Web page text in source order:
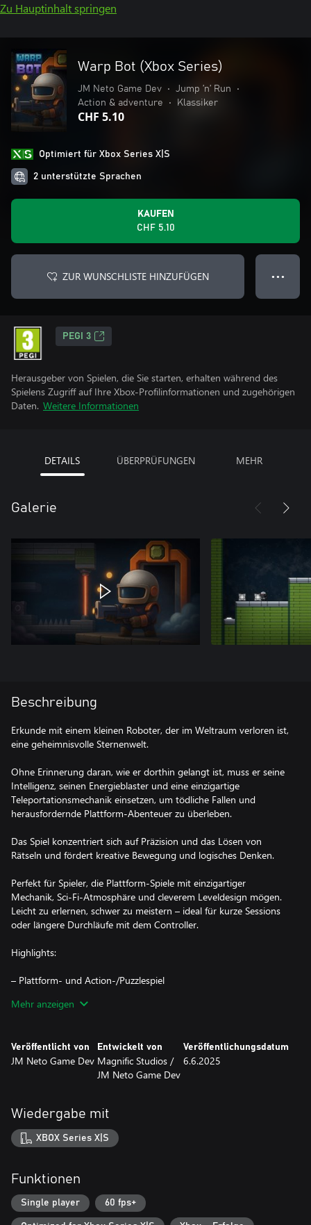
Zu Hauptinhalt springen
Warp Bot (Xbox Series)
JM Neto Game Dev • Jump ’n’ Run
•
Action & adventure
• Klassiker
CHF 5.10
Optimiert für Xbox Series X|S
2 unterstützte Sprachen
KAUFEN
CHF 5.10
ZUR WUNSCHLISTE HINZUFÜGEN ● ● ●
PEGI 3
Herausgeber von Spielen, die Sie starten, erhalten während des
Spielens Zugriff auf Ihre Xbox-Profilinformationen und zugehörigen
Daten. Weitere Informationen
DETAILS ÜBERPRÜFUNGEN MEHR
Galerie
Beschreibung
Erkunde mit einem kleinen Roboter, der im Weltraum verloren ist,
eine geheimnisvolle Sternenwelt.
Ohne Erinnerung daran, wie er dorthin gelangt ist, muss er seine
Intelligenz, seinen Energieblaster und eine einzigartige
Teleportationsmechanik einsetzen, um tödliche Fallen und
herausfordernde Plattform-Abenteuer zu überleben.
Das Spiel konzentriert sich auf Präzision und das Lösen von
Rätseln und fördert kreative Bewegung und logisches Denken.
Perfekt für Spieler, die Plattform-Spiele mit einzigartiger
Mechanik, Sci-Fi-Atmosphäre und cleverem Leveldesign mögen.
Leicht zu erlernen, schwer zu meistern – ideal für kurze Sessions
oder längere Durchläufe mit dem Controller.
Highlights:
– Plattform- und Action-/Puzzlespiel
– Immersive Musik
Mehr anzeigen
Veröffentlicht von
JM Neto Game Dev
Entwickelt von
Magnific Studios /
JM Neto Game Dev
Veröffentlichungsdatum
6.6.2025
Wiedergabe mit
XBOX Series X|S
Funktionen
Single player 60 fps+